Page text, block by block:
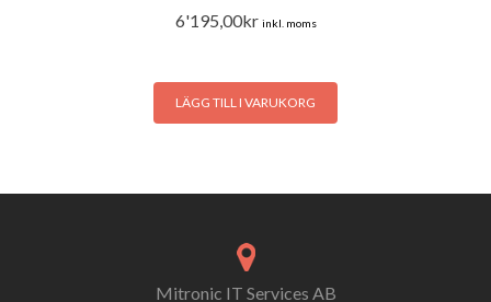
6'195,00kr inkl. moms
LÄGG TILL I VARUKORG
Mitronic IT Services AB